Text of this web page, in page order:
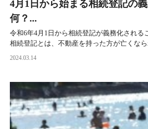
4月1日から始まる相続登記の
何？...
令和6年4月1日から相続登記が義務化される
相続登記とは、不動産を持った方が亡くなら
2024.03.14